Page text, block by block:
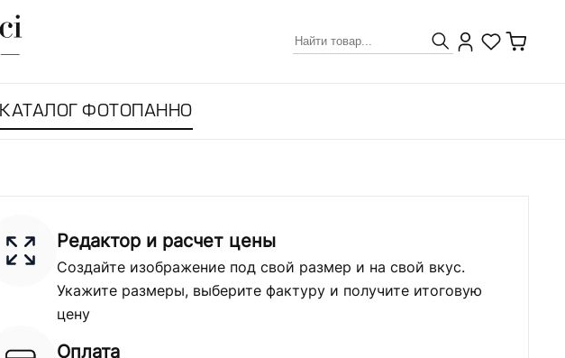
КАТАЛОГ ФОТОПАННО
Редактор и расчет цены
Создайте изображение под свой размер и на свой вкус.
Укажите размеры, выберите фактуру и получите итоговую
цену
Оплата